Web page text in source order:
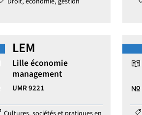
LEM
Lille économie
management
Identifiant de la structure de recherche :
UMR 9221